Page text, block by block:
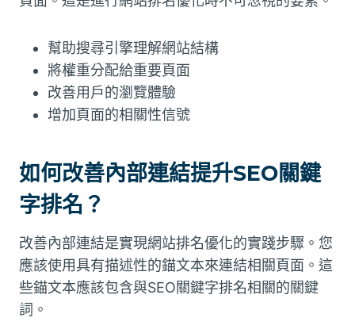
幫助搜尋引擎理解網站結構
將權重分配給重要頁面
改善用戶的瀏覽體驗
增加頁面的相關性信號
如何改善內部連結提升SEO關鍵
字排名？
改善內部連結是實現網站排名優化的實踐步驟。您
應該使用具有描述性的錨文本來連結相關頁面。這
些錨文本應該包含與SEO關鍵字排名相關的關鍵
詞。